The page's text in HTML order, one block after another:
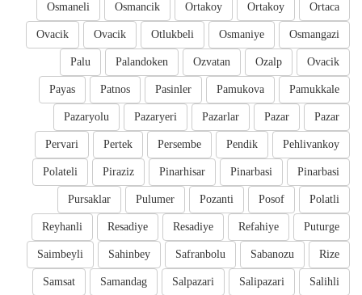
Ortaca
Ortakoy
Ortakoy
Osmancik
Osmaneli
Osmangazi
Osmaniye
Otlukbeli
Ovacik
Ovacik
Ovacik
Ozalp
Ozvatan
Palandoken
Palu
Pamukkale
Pamukova
Pasinler
Patnos
Payas
Pazar
Pazar
Pazarlar
Pazaryeri
Pazaryolu
Pehlivankoy
Pendik
Persembe
Pertek
Pervari
Pinarbasi
Pinarbasi
Pinarhisar
Piraziz
Polateli
Polatli
Posof
Pozanti
Pulumer
Pursaklar
Puturge
Refahiye
Resadiye
Resadiye
Reyhanli
Rize
Sabanozu
Safranbolu
Sahinbey
Saimbeyli
Salihli
Salipazari
Salpazari
Samandag
Samsat